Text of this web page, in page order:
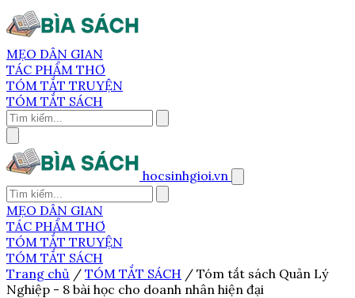
MẸO DÂN GIAN
TÁC PHẨM THƠ
TÓM TẮT TRUYỆN
TÓM TẮT SÁCH
hocsinhgioi.vn
MẸO DÂN GIAN
TÁC PHẨM THƠ
TÓM TẮT TRUYỆN
TÓM TẮT SÁCH
Trang chủ / TÓM TẮT SÁCH / Tóm tắt sách Quản Lý
Nghiệp - 8 bài học cho doanh nhân hiện đại